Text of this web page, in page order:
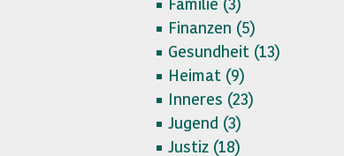
Finanzen (5)
Gesundheit (13)
Heimat (9)
Inneres (23)
Jugend (3)
Justiz (18)